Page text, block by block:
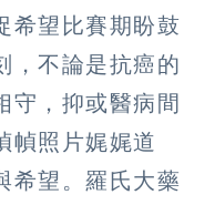
希望比賽期盼鼓
，不論是抗癌的
守，抑或醫病間
幀照片娓娓道
希望。羅氏大藥